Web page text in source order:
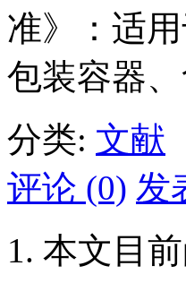
准》：适
包装容器
分类: 文献
评论 (0) 发
本文目